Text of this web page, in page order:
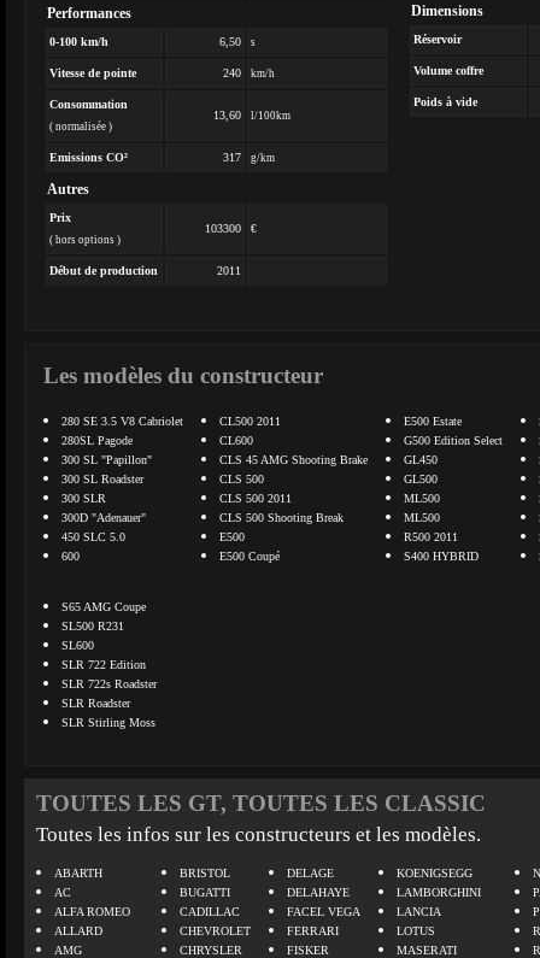
Performances
0-100 km/h 6,50 s
Vitesse de pointe 240 km/h
Consommation
( normalisée )
13,60 l/100km
Emissions CO² 317 g/km
Autres
Prix
( hors options )
103300 €
Début de production 2011
Dimensions
Réservoir
Volume coffre
Poids à vide
Les modèles du constructeur
280 SE 3.5 V8 Cabriolet
280SL Pagode
300 SL "Papillon"
300 SL Roadster
300 SLR
300D "Adenauer"
450 SLC 5.0
600
CL500 2011
CL600
CLS 45 AMG Shooting Brake
CLS 500
CLS 500 2011
CLS 500 Shooting Break
E500
E500 Coupé
E500 Estate
G500 Edition Select
GL450
GL500
ML500
ML500
R500 2011
S400 HYBRID
S65 AMG Coupe
SL500 R231
SL600
SLR 722 Edition
SLR 722s Roadster
SLR Roadster
SLR Stirling Moss
TOUTES LES GT, TOUTES LES CLASSIC
Toutes les infos sur les constructeurs et les modèles.
ABARTH
AC
ALFA ROMEO
ALLARD
AMG
BRISTOL
BUGATTI
CADILLAC
CHEVROLET
CHRYSLER
DELAGE
DELAHAYE
FACEL VEGA
FERRARI
FISKER
KOENIGSEGG
LAMBORGHINI
LANCIA
LOTUS
MASERATI